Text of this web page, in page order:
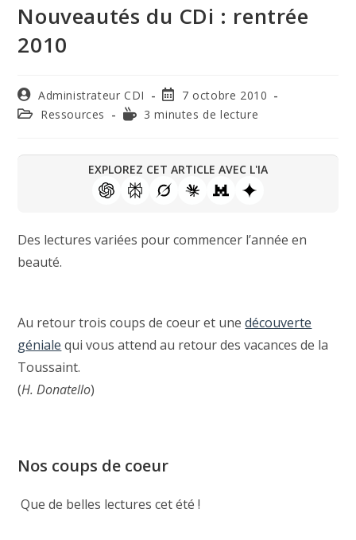
Nouveautés du CDi : rentrée
2010
Administrateur CDI
7 octobre 2010
Ressources
3 minutes de lecture
EXPLOREZ CET ARTICLE AVEC L'IA
Des lectures variées pour commencer l’année en
beauté.
Au retour trois coups de coeur et unedécouverte
géniale qui vous attend au retour des vacances de la
Toussaint.
(H. Donatello)
Nos coups de coeur
Que de belles lectures cet été !